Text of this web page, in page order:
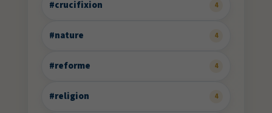
#crucifixion 4
#nature 4
#reforme 4
#religion 4